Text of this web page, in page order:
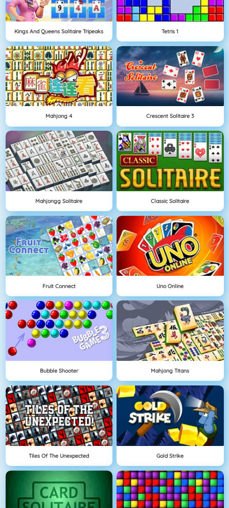
Kings And Queens Solitaire Tripeaks Tetris 1
Mahjong 4 Crescent Solitaire 3
Mahjongg Solitaire Classic Solitaire
Fruit Connect Uno Online
Bubble Shooter Mahjong Titans
Tiles Of The Unexpected Gold Strike